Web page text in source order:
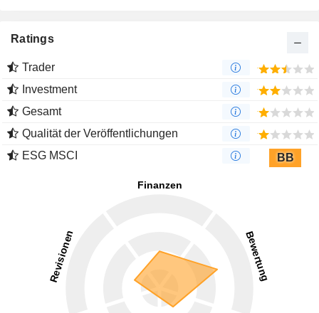
Ratings
Trader
Investment
Gesamt
Qualität der Veröffentlichungen
ESG MSCI
BB